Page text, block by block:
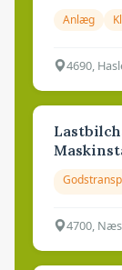
Anlæg
4690,
4700,